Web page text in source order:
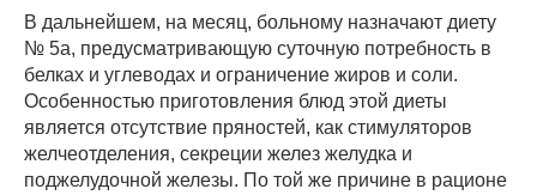
В дальнейшем, на месяц, больному назначают диету
№ 5а, предусматривающую суточную потребность в
белках и углеводах и ограничение жиров и соли.
Особенностью приготовления блюд этой диеты
является отсутствие пряностей, как стимуляторов
желчеотделения, секреции желез желудка и
поджелудочной железы. По той же причине в рационе